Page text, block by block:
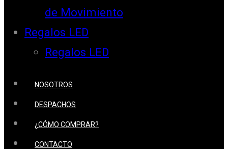
de Movimiento
Regalos LED
Regalos LED
NOSOTROS
DESPACHOS
¿CÓMO COMPRAR?
CONTACTO